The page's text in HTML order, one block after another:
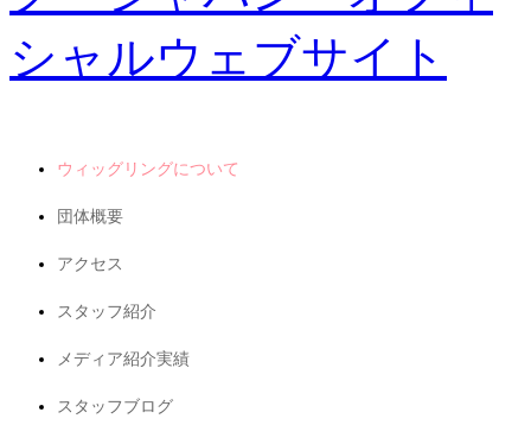
ウィッグリングについて
団体概要
アクセス
スタッフ紹介
メディア紹介実績
スタッフブログ